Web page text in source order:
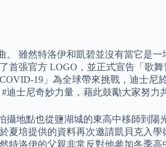
雖然特洛伊和凱碧並沒有當它是
張官方 LOGO，並正式宣告「歌
19」為全球帶來挑戰，迪士尼
士尼奇妙力量，藉此鼓勵大家努
地點也從鹽湖城的東高中移師到
培提供的資料再次邀請凱貝克入
洛伊的父親非常反對他參加冬季